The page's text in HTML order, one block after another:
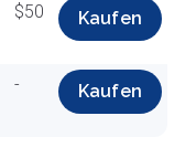
$50 Kaufen
- Kaufen